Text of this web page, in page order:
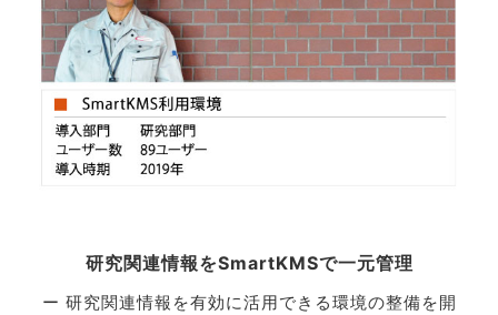
研究関連情報をSmartKMSで一元管理
ー 研究関連情報を有効に活用できる環境の整備を開